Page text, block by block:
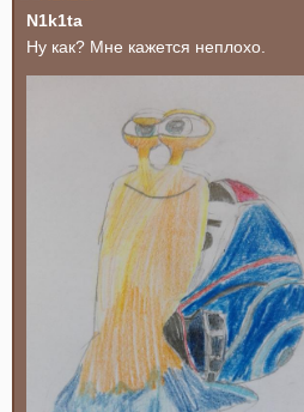
N1k1ta
Ну как? Мне кажется неплохо.